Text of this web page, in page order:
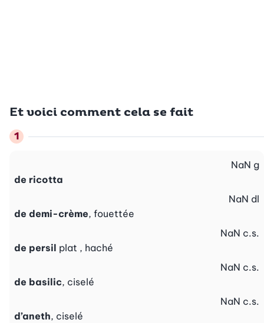
Et voici comment cela se fait
de ricotta
NaN g
de demi-crème, fouettée
NaN dl
de persil plat , haché
NaN c.s.
de basilic, ciselé
NaN c.s.
d’aneth, ciselé
NaN c.s.